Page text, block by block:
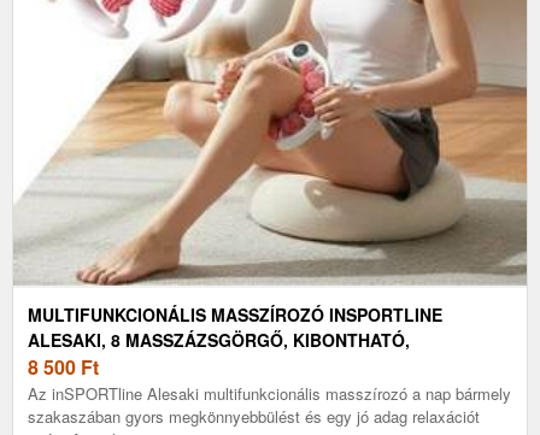
MULTIFUNKCIONÁLIS MASSZÍROZÓ INSPORTLINE
ALESAKI, 8 MASSZÁZSGÖRGŐ, KIBONTHATÓ,
ERGONOMIKUS FORMA FOGANTYÚKKAL, KÖNNYŰ ÉS
TARTÓS KONSTRUKCIÓ
8 500 Ft
Az inSPORTline Alesaki multifunkcionális masszírozó a nap bármely
szakaszában gyors megkönnyebbülést és egy jó adag relaxációt